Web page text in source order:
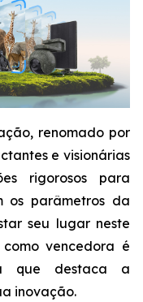
renomado por
e visionárias
rigorosos para
os parâmetros da
seu lugar neste
vencedora é
que destaca a
inovação.